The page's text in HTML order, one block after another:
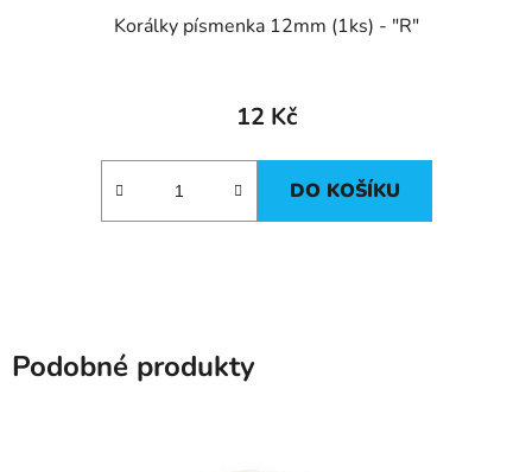
Korálky písmenka 12mm (1ks) - "R"
12 Kč
DO KOŠÍKU
Podobné produkty